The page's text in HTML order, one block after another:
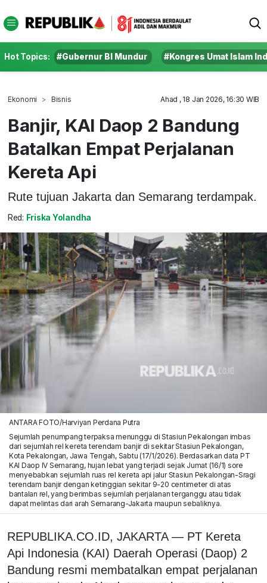
Hot Topics: #Gubernur BI Mundur #Kongres Umat Islam
Ekonomi Bisnis Ahad , 18 Jan 2026, 16:30 WIB
Banjir, KAI Daop 2 Bandung
Batalkan Empat Perjalanan
Kereta Api
Rute tujuan Jakarta dan Semarang terdampak.
Red: Friska Yolandha
ANTARA FOTO/Harviyan Perdana Putra
Sejumlah penumpang terpaksa menunggu di Stasiun Pekalongan imbas
dari sejumlah rel kereta terendam banjir di sekitar Stasiun Pekalongan,
Kota Pekalongan, Jawa Tengah, Sabtu (17/1/2026). Berdasarkan data PT
KAI Daop IV Semarang, hujan lebat yang terjadi sejak Jumat (16/1) sore
menyebabkan sejumlah ruas rel kereta api jalur Stasiun Pekalongan-Sragi
terendam banjir dengan ketinggian sekitar 9-20 centimeter di atas
bantalan rel, yang berimbas sejumlah perjalanan terganggu atau tidak
dapat melintas dari arah Semarang-Jakarta maupun sebaliknya.
REPUBLIKA.CO.ID, JAKARTA — PT Kereta
Api Indonesia (KAI) Daerah Operasi (Daop) 2
Bandung resmi membatalkan empat perjalanan